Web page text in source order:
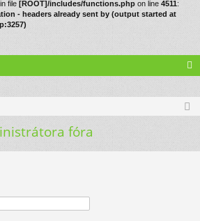
file [ROOT]/includes/functions.php on line 4511:
- headers already sent by (output started at
lá
se
fóra